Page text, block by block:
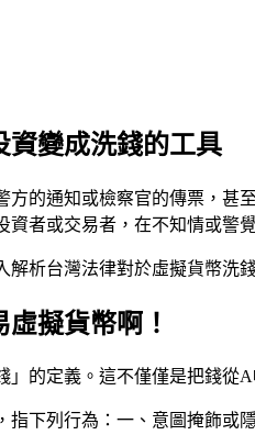
資變成洗錢的工具
的通知或檢察官的傳票，
者或交易者，在不知情或警
析台灣法律對於虛擬貨幣洗
擬貨幣啊！
的定義。這不僅僅是把錢從
指下列行為：一、意圖掩飾